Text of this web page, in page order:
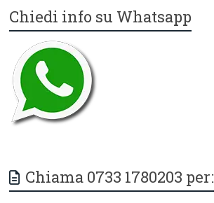
Chiedi info su Whatsapp
Chiama 0733 1780203 per: